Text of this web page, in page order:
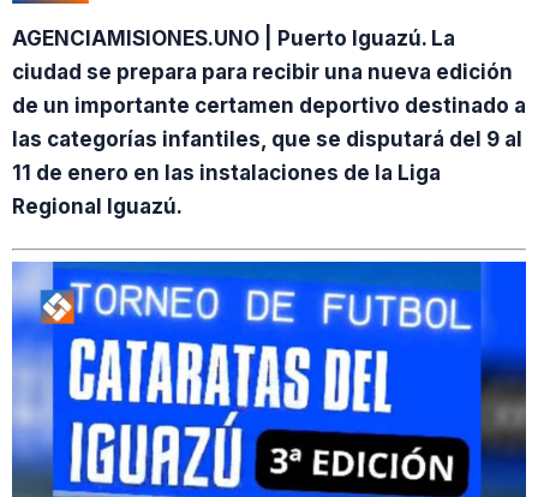
AGENCIAMISIONES.UNO | Puerto Iguazú. La
ciudad se prepara para recibir una nueva edición
de un importante certamen deportivo destinado a
las categorías infantiles, que se disputará del 9 al
11 de enero en las instalaciones de la Liga
Regional Iguazú.